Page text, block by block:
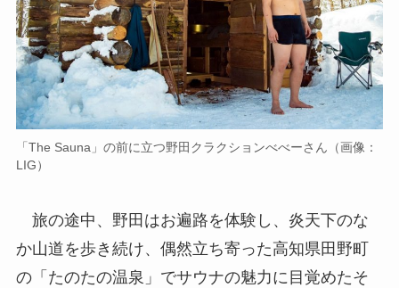
「The Sauna」の前に立つ野田クラクションべべーさん（画像：
LIG）
旅の途中、野田はお遍路を体験し、炎天下のな
か山道を歩き続け、偶然立ち寄った高知県田野町
の「たのたの温泉」でサウナの魅力に目覚めたそ